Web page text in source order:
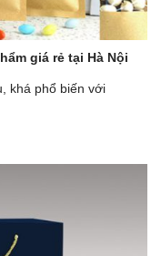
giá rẻ tại Hà Nội
khá phổ biến với